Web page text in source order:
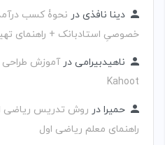
دینا نافذی در نحوۀ کسب
خصوصیِ استادبانک + راهنمای
ناهیدبیرامی درآموزش طراحی
Kahoot
حمیرا در
راهنمای معلم ریاضی اول